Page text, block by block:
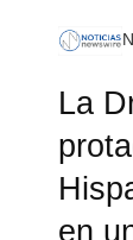
La
en